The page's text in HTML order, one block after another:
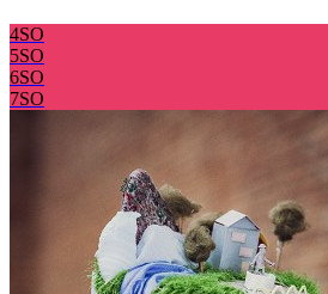
4SO
5SO
6SO
7SO